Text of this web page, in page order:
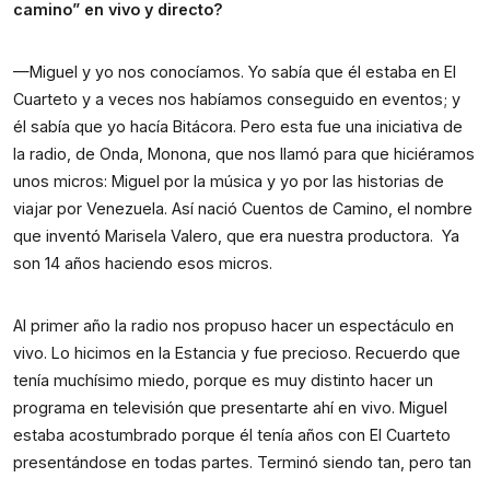
camino” en vivo y directo?
—Miguel y yo nos conocíamos. Yo sabía que él estaba en El
Cuarteto y a veces nos habíamos conseguido en eventos; y
él sabía que yo hacía Bitácora. Pero esta fue una iniciativa de
la radio, de Onda, Monona, que nos llamó para que hiciéramos
unos micros: Miguel por la música y yo por las historias de
viajar por Venezuela. Así nació Cuentos de Camino, el nombre
que inventó Marisela Valero, que era nuestra productora.  Ya
son 14 años haciendo esos micros.
Al primer año la radio nos propuso hacer un espectáculo en
vivo. Lo hicimos en la Estancia y fue precioso. Recuerdo que
tenía muchísimo miedo, porque es muy distinto hacer un
programa en televisión que presentarte ahí en vivo. Miguel
estaba acostumbrado porque él tenía años con El Cuarteto
presentándose en todas partes. Terminó siendo tan, pero tan